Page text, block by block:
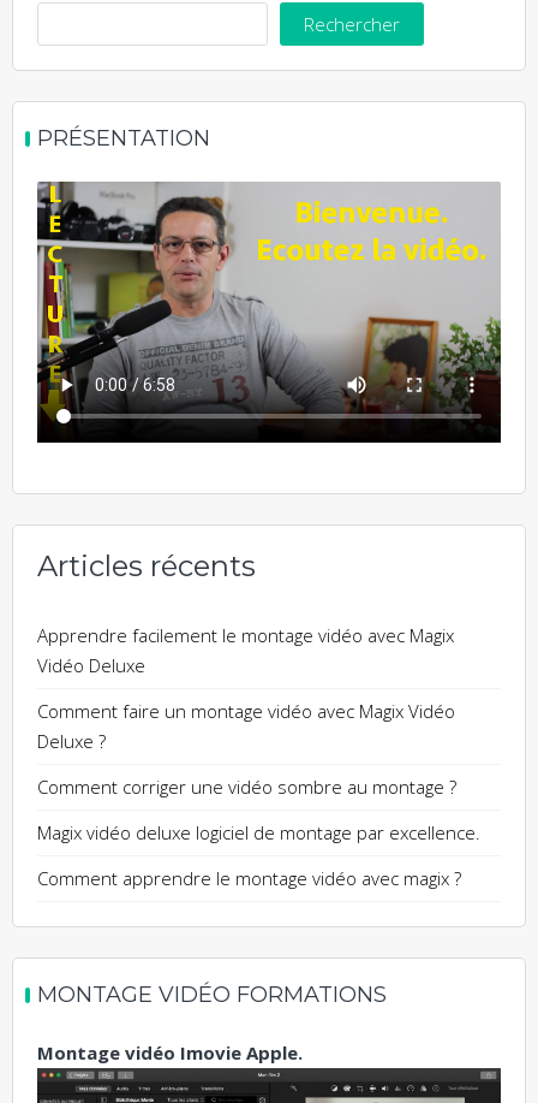
Rechercher
PRÉSENTATION
Articles récents
Apprendre facilement le montage vidéo avec Magix
Vidéo Deluxe
Comment faire un montage vidéo avec Magix Vidéo
Deluxe ?
Comment corriger une vidéo sombre au montage ?
Magix vidéo deluxe logiciel de montage par excellence.
Comment apprendre le montage vidéo avec magix ?
MONTAGE VIDÉO FORMATIONS
Montage vidéo Imovie Apple.